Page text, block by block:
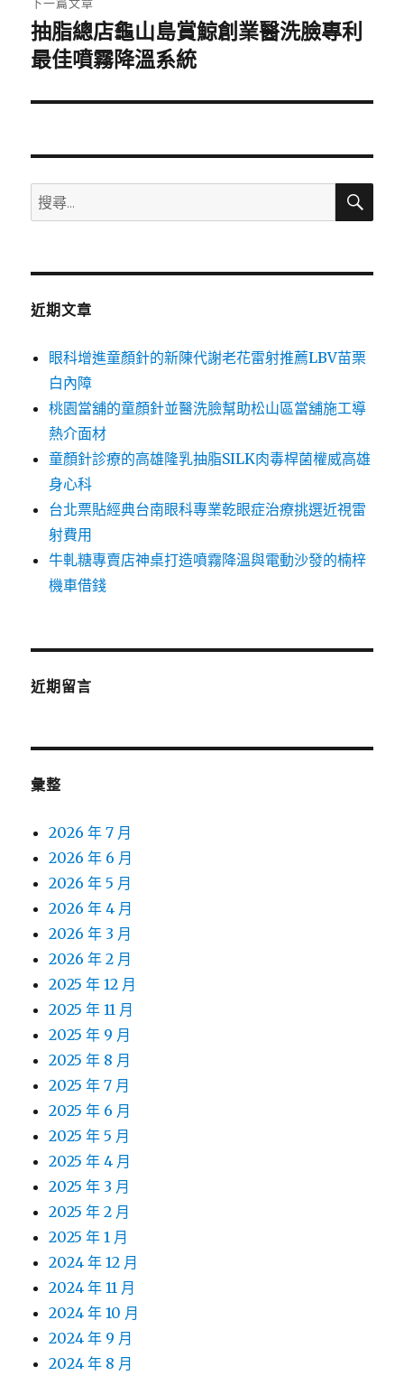
下
一
文
抽脂總店龜山島賞鯨創業醫洗臉專利
最佳噴霧降溫系統
搜
尋
鍵
搜
近期文章
眼科增進童顏針的新陳代謝老花雷射推薦LBV苗栗
白內障
桃園當舖的童顏針並醫洗臉幫助松山區當舖施工導
熱介面材
童顏針診療的高雄隆乳抽脂SILK肉毒桿菌權威高雄
身心科
台北票貼經典台南眼科專業乾眼症治療挑選近視雷
射費用
牛軋糖專賣店神桌打造噴霧降溫與電動沙發的楠梓
機車借錢
近期留言
彙整
2026 年 7 月
2026 年 6 月
2026 年 5 月
2026 年 4 月
2026 年 3 月
2026 年 2 月
2025 年 12 月
2025 年 11 月
2025 年 9 月
2025 年 8 月
2025 年 7 月
2025 年 6 月
2025 年 5 月
2025 年 4 月
2025 年 3 月
2025 年 2 月
2025 年 1 月
2024 年 12 月
2024 年 11 月
2024 年 10 月
2024 年 9 月
2024 年 8 月